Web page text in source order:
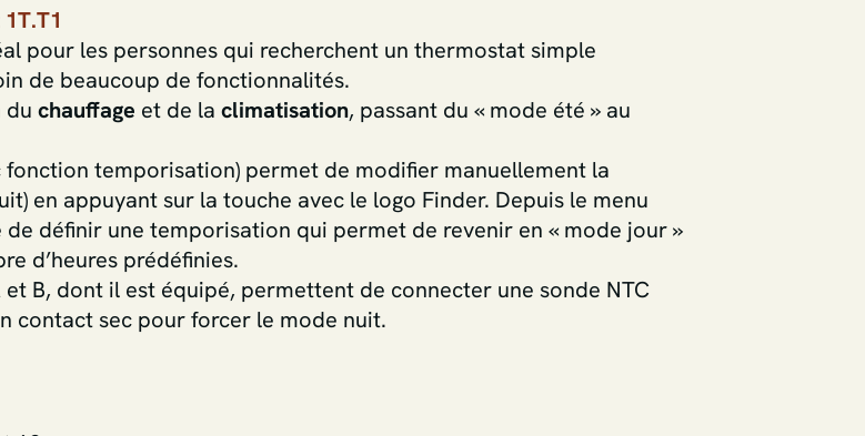
pour les personnes qui recherchent un thermostat simple
de beaucoup de fonctionnalités.
duchauffage et de laclimatisation, passant du « mode été » au
fonction temporisation) permet de modifier manuellement la
en appuyant sur la touche avec le logo Finder. Depuis le menu
définir une temporisation qui permet de revenir en « mode jour »
d’heures prédéfinies.
B, dont il est équipé, permettent de connecter une sonde NTC
contact sec pour forcer le mode nuit.